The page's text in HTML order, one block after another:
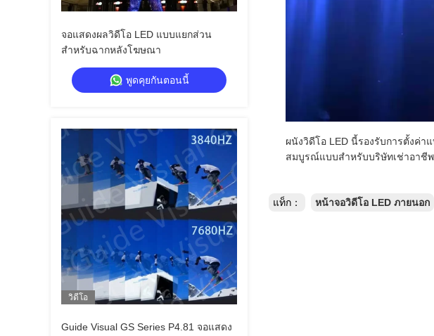
จอแสดงผลวิดีโอ LED แบบแยกส่วน
สำหรับฉากหลังโฆษณา
พูดคุยกันตอนนี้
วิดีโอ
Guide Visual GS Series P4.81 จอแสดง
ผนังวิดีโอ LED นี้รองรับการตั้งค่
สมบูรณ์แบบสําหรับบริษัทเช่าอาชีพ
แท็ก： หน้าจอวิดีโอ LED ภายนอก